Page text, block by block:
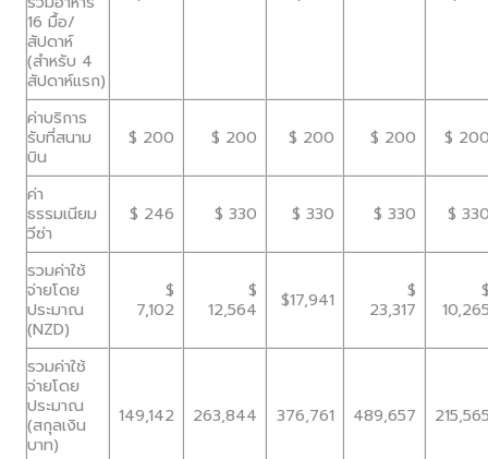
16 มื้อ/
สัปดาห์
(สำหรับ 4
สัปดาห์แรก)
ค่าบริการ
รับที่สนาม
บิน
$ 200 $ 200 $ 200 $ 200 $
ค่า
ธรรมเนียม
วีซ่า
$ 246 $ 330 $ 330 $ 330 $
รวมค่าใช้
จ่ายโดย
ประมาณ
(NZD)
$
7,102
$
12,564
$17,941
$
23,317
รวมค่าใช้
จ่ายโดย
ประมาณ
(สกุลเงิน
บาท)
149,142 263,844 376,761 489,657